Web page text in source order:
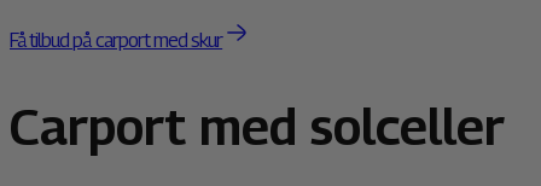
Få tilbud på carport med skur
Carport med solceller